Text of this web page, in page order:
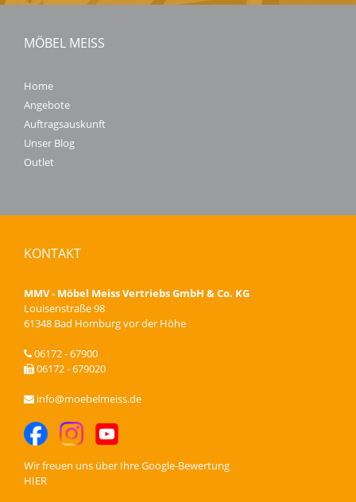
MÖBEL MEISS
Home
Angebote
Auftragsauskunft
Unser Blog
Outlet
KONTAKT
MMV - Möbel Meiss Vertriebs GmbH & Co. KG
Louisenstraße 98
61348 Bad Homburg vor der Höhe
06172 - 67900
06172 - 679020
info@moebelmeiss.de
Wir freuen uns über IhreGoogle-Bewertung
HIER